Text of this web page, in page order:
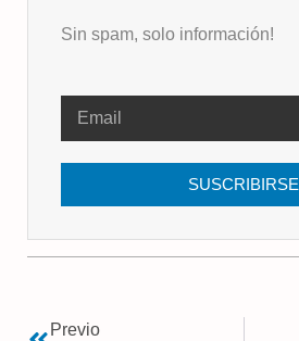
Sin spam, solo información!
SUSCRIBIRSE
Previo